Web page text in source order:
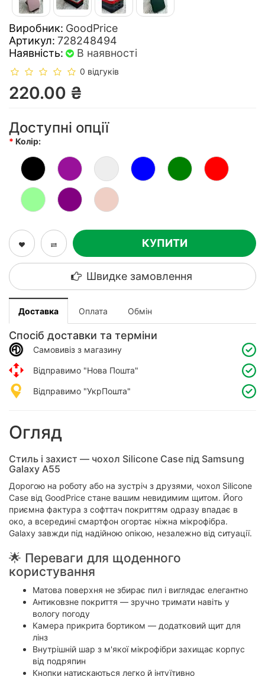
Виробник: GoodPrice
Артикул: 728248494
Наявність:
В наявності
0 відгуків
220.00 ₴
Доступні опції
Колір:
КУПИТИ
Швидке замовлення
Доставка Оплата Обмін
Спосіб доставки та терміни
Самовивіз з магазину
Відправимо "Нова Пошта"
Відправимо "УкрПошта"
Огляд
Стиль і захист — чохол Silicone Case під Samsung
Galaxy A55
Дорогою на роботу або на зустріч з друзями, чохол Silicone
Case від GoodPrice стане вашим невидимим щитом. Його
приємна фактура з софттач покриттям одразу впадає в
око, а всередині смартфон огортає ніжна мікрофібра.
Galaxy завжди під надійною опікою, незалежно від ситуації.
🌟 Переваги для щоденного
користування
Матова поверхня не збирає пил і виглядає елегантно
Антиковзне покриття — зручно тримати навіть у
вологу погоду
Камера прикрита бортиком — додатковий щит для
лінз
Внутрішній шар з м'якої мікрофібри захищає корпус
від подряпин
Кнопки натискаються легко й інтуїтивно